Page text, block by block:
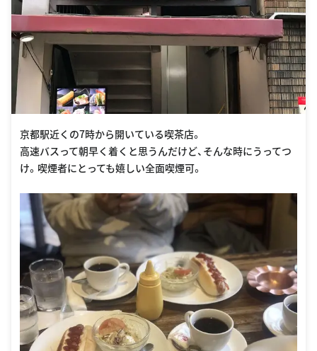
京都駅近くの7時から開いている喫茶店。
高速バスって朝早く着くと思うんだけど、そんな時にうってつ
け。喫煙者にとっても嬉しい全面喫煙可。